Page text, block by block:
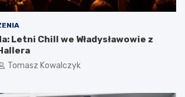
Letni Chill we Władysławowie z
Tomasz Kowalczyk